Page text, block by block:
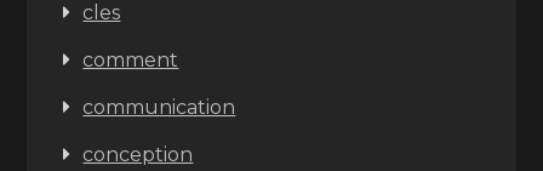
cles
comment
communication
conception